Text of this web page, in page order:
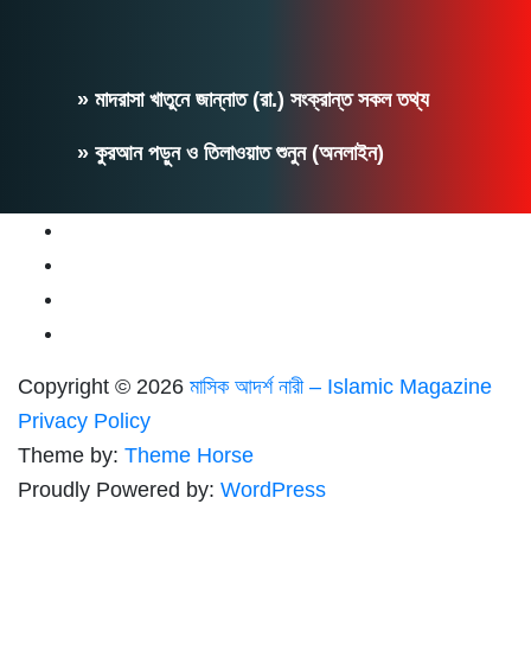
» মাদরাসা খাতুনে জান্নাত (রা.) সংক্রান্ত সকল তথ্য
» কুরআন পড়ুন ও তিলাওয়াত শুনুন (অনলাইন)
Copyright © 2026 মাসিক আদর্শ নারী – Islamic Magazine
Privacy Policy
Theme by: Theme Horse
Proudly Powered by: WordPress